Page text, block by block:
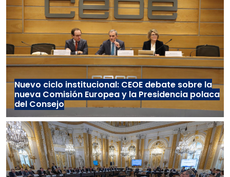
Nuevo ciclo institucional: CEOE debate sobre la
nueva Comisión Europea y la Presidencia polaca
del Consejo